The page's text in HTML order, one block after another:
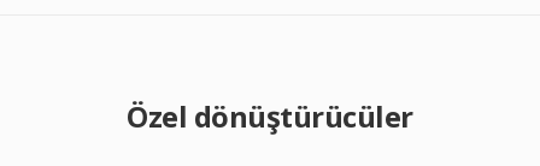
Özel dönüştürücüler